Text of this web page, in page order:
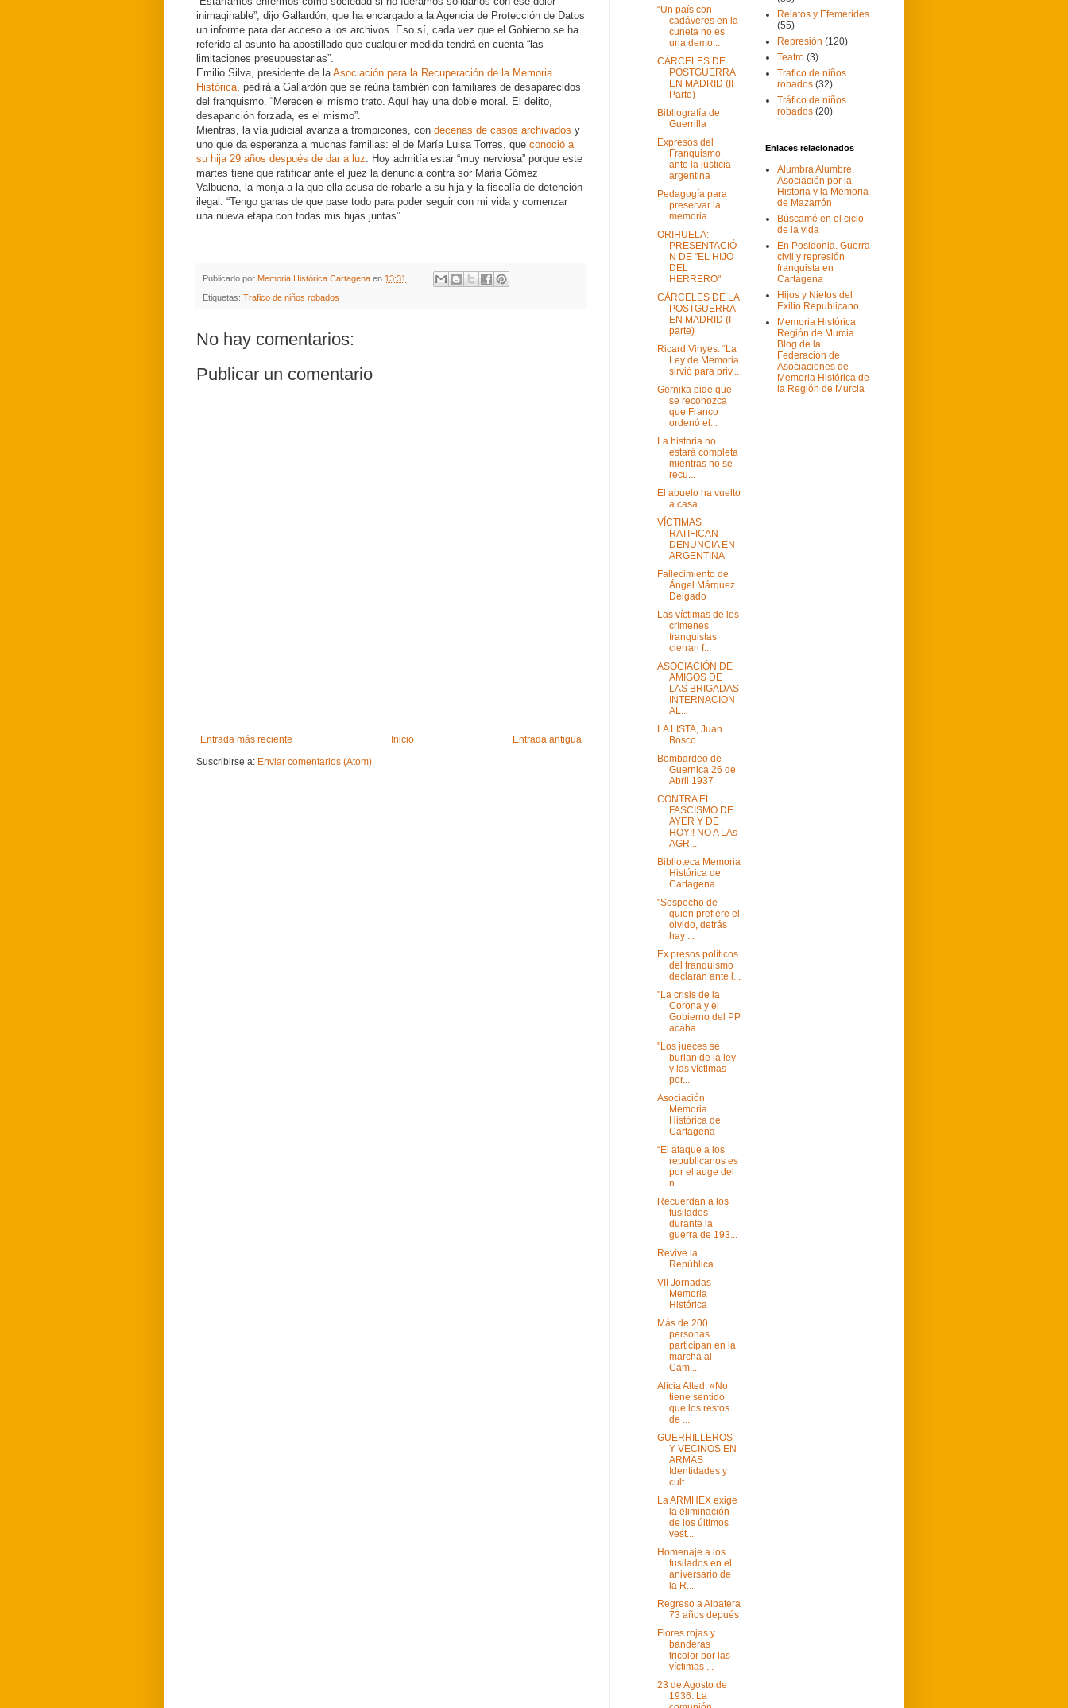
inimaginable”, dijo Gallardón, que ha encargado a la Agencia de Protección de Datos
un informe para dar acceso a los archivos. Eso sí, cada vez que el Gobierno se ha
referido al asunto ha apostillado que cualquier medida tendrá en cuenta “las
limitaciones presupuestarias”.
Emilio Silva, presidente de laAsociación para la Recuperación de la Memoria
Histórica, pedirá a Gallardón que se reúna también con familiares de desaparecidos
del franquismo. “Merecen el mismo trato. Aquí hay una doble moral. El delito,
desaparición forzada, es el mismo”.
Mientras, la vía judicial avanza a trompicones, con decenas de casos archivados y
uno que da esperanza a muchas familias: el de María Luisa Torres, que conoció a
su hija 29 años después de dar a luz. Hoy admitía estar “muy nerviosa” porque este
martes tiene que ratificar ante el juez la denuncia contra sor María Gómez
Valbuena, la monja a la que ella acusa de robarle a su hija y la fiscalía de detención
ilegal. “Tengo ganas de que pase todo para poder seguir con mi vida y comenzar
una nueva etapa con todas mis hijas juntas”.
Publicado por Memoria Histórica Cartagena en 13:31
Etiquetas: Trafico de niños robados
No hay comentarios:
Publicar un comentario
Entrada más reciente Entrada antigua
Inicio
Suscribirse a: Enviar comentarios (Atom)
“Un país con
cadáveres en la
cuneta no es
una demo...
CÁRCELES DE
POSTGUERRA
EN MADRID (II
Parte)
Bibliografía de
Guerrilla
Expresos del
Franquismo,
ante la justicia
argentina
Pedagogía para
preservar la
memoria
ORIHUELA:
PRESENTACIÓ
N DE "EL HIJO
DEL
HERRERO"
CÁRCELES DE LA
POSTGUERRA
EN MADRID (I
parte)
Ricard Vinyes: “La
Ley de Memoria
sirvió para priv...
Gernika pide que
se reconozca
que Franco
ordenó el...
La historia no
estará completa
mientras no se
recu...
El abuelo ha vuelto
a casa
VÍCTIMAS
RATIFICAN
DENUNCIA EN
ARGENTINA
Fallecimiento de
Ángel Márquez
Delgado
Las víctimas de los
crímenes
franquistas
cierran f...
ASOCIACIÓN DE
AMIGOS DE
LAS BRIGADAS
INTERNACION
AL...
LA LISTA, Juan
Bosco
Bombardeo de
Guernica 26 de
Abril 1937
CONTRA EL
FASCISMO DE
AYER Y DE
HOY!! NO A LAs
AGR...
Biblioteca Memoria
Histórica de
Cartagena
"Sospecho de
quien prefiere el
olvido, detrás
hay ...
Ex presos políticos
del franquismo
declaran ante l...
"La crisis de la
Corona y el
Gobierno del PP
acaba...
"Los jueces se
burlan de la ley
y las víctimas
por...
Asociación
Memoria
Histórica de
Cartagena
“El ataque a los
republicanos es
por el auge del
n...
Recuerdan a los
fusilados
durante la
guerra de 193...
Revive la
República
VII Jornadas
Memoria
Histórica
Más de 200
personas
participan en la
marcha al
Cam...
Alicia Alted: «No
tiene sentido
que los restos
de ...
GUERRILLEROS
Y VECINOS EN
ARMAS
Identidades y
cult...
La ARMHEX exige
la eliminación
de los últimos
vest...
Homenaje a los
fusilados en el
aniversario de
la R...
Regreso a Albatera
73 años depués
Flores rojas y
banderas
tricolor por las
víctimas ...
23 de Agosto de
1936: La
Relatos y Efemérides
(55)
Represión (120)
Teatro (3)
Trafico de niños
robados (32)
Tráfico de niños
robados (20)
Enlaces relacionados
Alumbra Alumbre,
Asociación por la
Historia y la Memoria
de Mazarrón
Búscamé en el ciclo
de la vida
En Posidonia. Guerra
civil y represión
franquista en
Cartagena
Hijos y Nietos del
Exilio Republicano
Memoria Histórica
Región de Murcia.
Blog de la
Federación de
Asociaciones de
Memoria Histórica de
la Región de Murcia